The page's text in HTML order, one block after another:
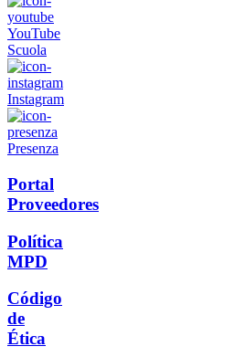
YouTube
Scuola
Instagram
Presenza
Portal
Proveedores
Política
MPD
Código
de
Ética